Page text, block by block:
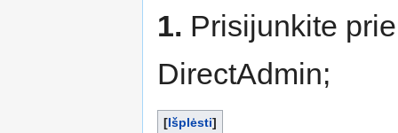
1. Prisijunkite
DirectAdmin;
Išplėsti